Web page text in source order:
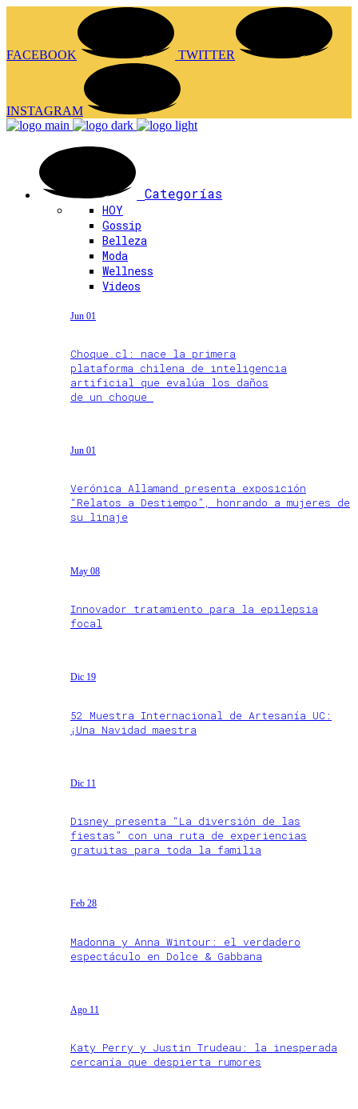
FACEBOOK TWITTER
INSTAGRAM
Categorías
HOY
Gossip
Belleza
Moda
Wellness
Videos
Jun 01
Choque.cl: nace la primera
plataforma chilena de inteligencia
artificial que evalúa los daños
de un choque
Jun 01
Verónica Allamand presenta exposición
“Relatos a Destiempo”, honrando a mujeres de
su linaje
May 08
Innovador tratamiento para la epilepsia
focal
Dic 19
52 Muestra Internacional de Artesanía UC:
¡Una Navidad maestra
Dic 11
Disney presenta “La diversión de las
fiestas” con una ruta de experiencias
gratuitas para toda la familia
Feb 28
Madonna y Anna Wintour: el verdadero
espectáculo en Dolce & Gabbana
Ago 11
Katy Perry y Justin Trudeau: la inesperada
cercanía que despierta rumores